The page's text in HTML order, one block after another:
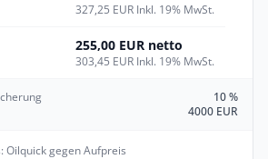
327,25 EUR Inkl. 19% MwSt.
255,00 EUR netto
303,45 EUR Inkl. 19% MwSt.
10 %
4000 EUR
Oilquick gegen Aufpreis